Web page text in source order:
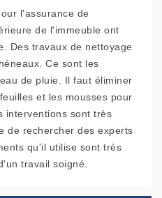
l'assurance de
de l'immeuble ont
Des travaux de nettoyage
Ce sont les
de pluie. Il faut éliminer
et les mousses pour
interventions sont très
de rechercher des experts
qu'il utilise sont très
travail soigné.